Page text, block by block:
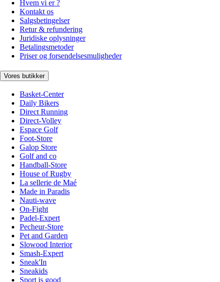
Hvem vi er ?
Kontakt os
Salgsbetingelser
Retur & refundering
Juridiske oplysninger
Betalingsmetoder
Priser og forsendelsesmuligheder
Vores butikker
Basket-Center
Daily Bikers
Direct Running
Direct-Volley
Espace Golf
Foot-Store
Galop Store
Golf and co
Handball-Store
House of Rugby
La sellerie de Maé
Made in Paradis
Nauti-wave
On-Fight
Padel-Expert
Pecheur-Store
Pet and Garden
Slowood Interior
Smash-Expert
Sneak'In
Sneakids
Sport is good